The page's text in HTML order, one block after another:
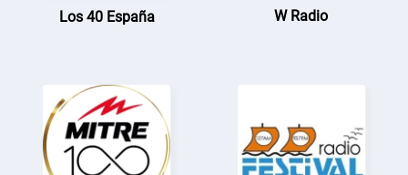
Los 40 España W Radio